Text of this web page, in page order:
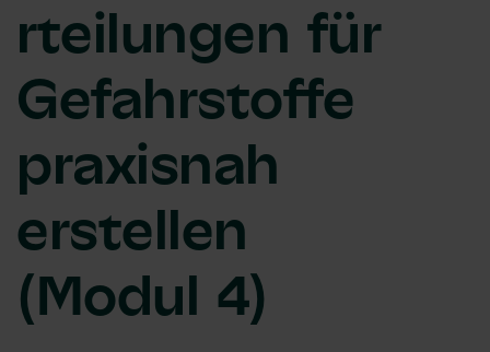
rteilungen für
Gefahrstoffe
praxisnah
erstellen
(Modul 4)